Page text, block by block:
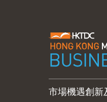
市場機遇創新